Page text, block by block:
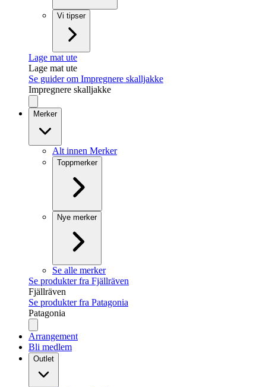
Vi tipser
Lage mat ute
Lage mat ute
Se guider om Impregnere skalljakke
Impregnere skalljakke
Merker
Alt innen Merker
Toppmerker
Nye merker
Se alle merker
Se produkter fra Fjällräven
Fjällräven
Se produkter fra Patagonia
Patagonia
Arrangement
Bli medlem
Outlet